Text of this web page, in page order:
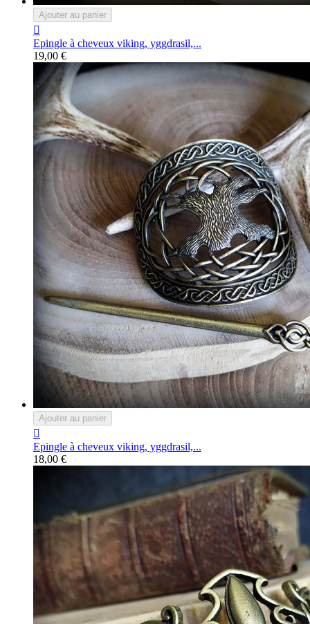
Ajouter au panier

Epingle à cheveux viking, yggdrasil,...
19,00 €
Ajouter au panier

Epingle à cheveux viking, yggdrasil,...
18,00 €